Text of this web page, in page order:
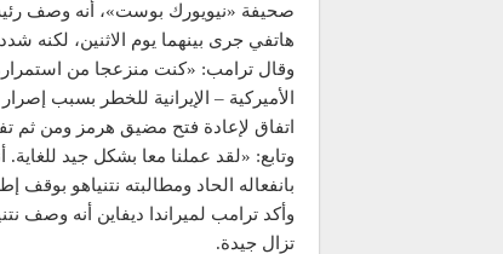
صحيفة «نيويورك بوست»، أنه وصف رئيس
هاتفي جرى بينهما يوم الاثنين، لكنه
وقال ترامب: «كنت منزعجا من
الأميركية – الإيرانية للخطر بسبب
اتفاق لإعادة فتح مضيق هرمز ومن ثم
وتابع: «لقد عملنا معا بشكل جيد
بانفعاله الحاد ومطالبته نتنياهو بوقف
وأكد ترامب لميراندا ديفاين أنه وصف
تزال جيدة.